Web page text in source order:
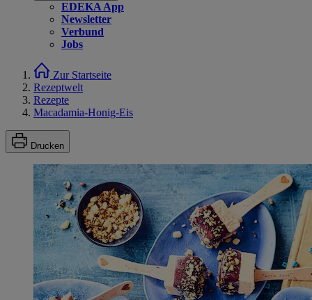
EDEKA App
Newsletter
Verbund
Jobs
Zur Startseite
Rezeptwelt
Rezepte
Macadamia-Honig-Eis
Drucken